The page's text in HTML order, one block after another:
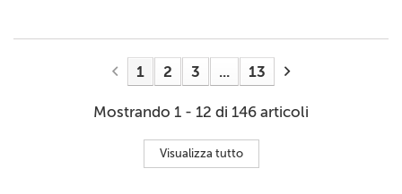
1 2 3 ... 13
Mostrando 1 - 12 di 146 articoli
Visualizza tutto